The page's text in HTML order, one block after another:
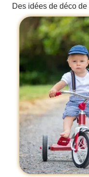
Des idées de déco